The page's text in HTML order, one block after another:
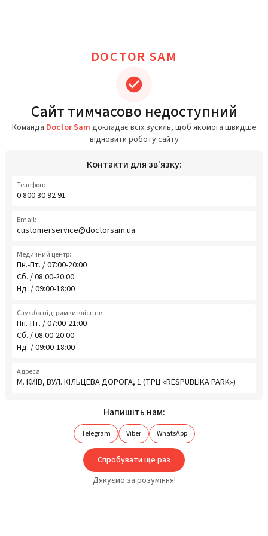
DOCTOR SAM
Сайт тимчасово недоступний
Команда Doctor Sam докладає всіх зусиль, щоб якомога швидше
відновити роботу сайту
Контакти для зв'язку:
Телефон:
0 800 30 92 91
Email:
customerservice@doctorsam.ua
Медичний центр:
Пн.-Пт. / 07:00-20:00
Сб. / 08:00-20:00
Нд. / 09:00-18:00
Служба підтримки клієнтів:
Пн.-Пт. / 07:00-21:00
Сб. / 08:00-20:00
Нд. / 09:00-18:00
Адреса:
М. КИЇВ, ВУЛ. КІЛЬЦЕВА ДОРОГА, 1 (ТРЦ «RESPUBLIKA PARK»)
Напишіть нам:
Telegram Viber WhatsApp
Спробувати ще раз
Дякуємо за розуміння!